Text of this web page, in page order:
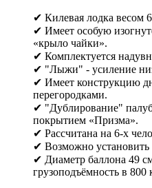
✔ Килевая лодка весом
✔ Имеет особую
«крыло чайки».
✔ Комплектуется
✔ "Лыжи" - усиление
✔ Имеет конструкцию
перегородками.
✔ "Дублирование"
покрытием «Призма».
✔ Рассчитана на 6-х
✔ Возможно установить
✔ Диаметр баллона 49
грузоподъёмность в 800